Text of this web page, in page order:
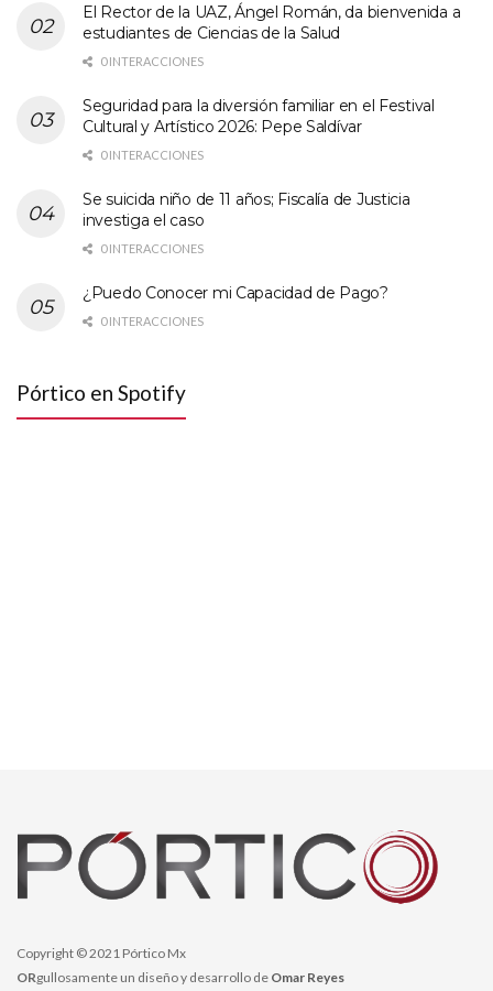
El Rector de la UAZ, Ángel Román, da bienvenida a
estudiantes de Ciencias de la Salud
0 INTERACCIONES
Seguridad para la diversión familiar en el Festival
Cultural y Artístico 2026: Pepe Saldívar
0 INTERACCIONES
Se suicida niño de 11 años; Fiscalía de Justicia
investiga el caso
0 INTERACCIONES
¿Puedo Conocer mi Capacidad de Pago?
0 INTERACCIONES
Pórtico en Spotify
Copyright © 2021 Pórtico Mx
ORgullosamente un diseño y desarrollo de Omar Reyes